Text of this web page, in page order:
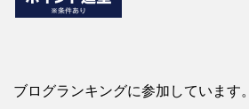
ブログランキングに参加しています。